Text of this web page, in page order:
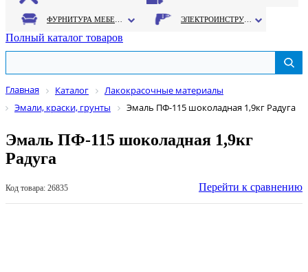
Полный каталог товаров
Главная Каталог
Лакокрасочные материалы
Эмали, краски, грунты
Эмаль ПФ-115 шоколадная 1,9кг Радуга
Эмаль ПФ-115 шоколадная 1,9кг
Радуга
Код товара: 26835 Перейти к сравнению